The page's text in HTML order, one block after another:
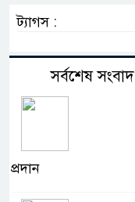
ট্যাগস :
সর্বশেষ সংবাদ
প্রদান